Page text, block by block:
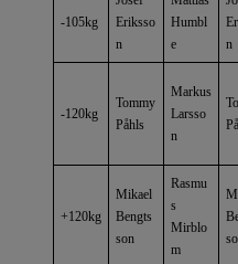
-105kg
Eriksso
n
Humbl
e
n
-120kg
Tommy
Påhls
Markus
Larsso
n
+120kg
Mikael
Bengts
son
Rasmu
s
Mirblo
m